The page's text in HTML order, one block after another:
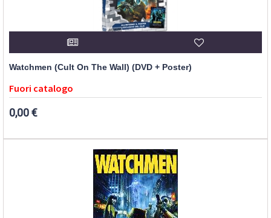
Watchmen (Cult On The Wall) (DVD + Poster)
Fuori catalogo
0,00 €